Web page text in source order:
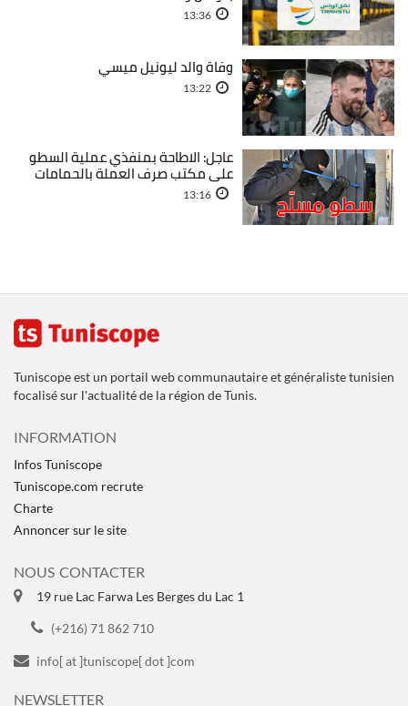
13:36
وفاة والد ليونيل ميسي
13:22
عاجل: الاطاحة بمنفذي عملية السطو
على مكتب صرف العملة بالحمامات
13:16
Tuniscope est un portail web communautaire et généraliste tunisien
focalisé sur l'actualité de la région de Tunis.
INFORMATION
Infos Tuniscope
Tuniscope.com recrute
Charte
Annoncer sur le site
NOUS CONTACTER
19 rue Lac Farwa Les Berges du Lac 1
(+216) 71 862 710
info[ at ]tuniscope[ dot ]com
NEWSLETTER